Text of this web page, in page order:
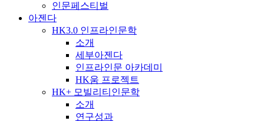
인문페스티벌
아젠다
HK3.0 인프라인문학
소개
세부아젠다
인프라인문 아카데미
HK움 프로젝트
HK+ 모빌리티인문학
소개
연구성과